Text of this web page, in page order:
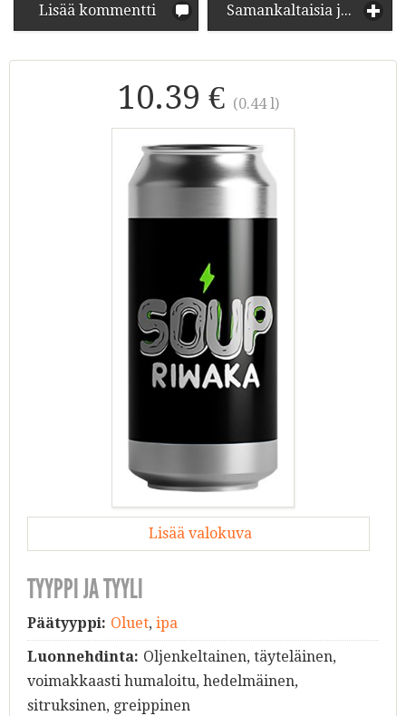
Lisää kommentti Samankaltaisia juomia
10.39 € (0.44 l)
Lisää valokuva
TYYPPI JA TYYLI
Päätyyppi: Oluet, ipa
Luonnehdinta: Oljenkeltainen, täyteläinen,
voimakkaasti humaloitu, hedelmäinen,
sitruksinen, greippinen